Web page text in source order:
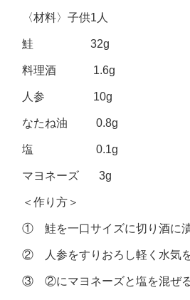
〈材料〉子供1人
鮭 32g
料理酒 1.6g
人参 10g
なたね油 0.8g
塩 0.1g
マヨネーズ 3g
＜作り方＞
① 鮭を一口サイズに切り酒に漬
② 人参をすりおろし軽く水気を
③ ②にマヨネーズと塩を混ぜる